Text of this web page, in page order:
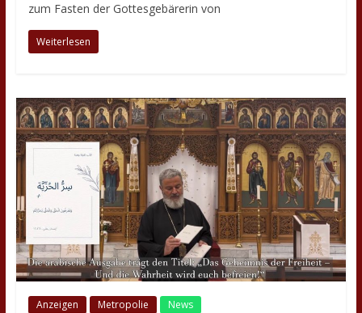
zum Fasten der Gottesgebärerin von
Weiterlesen
Anzeigen Metropolie News